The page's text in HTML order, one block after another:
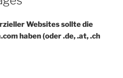
Websites sollte die
haben (oder .de, .at, .ch